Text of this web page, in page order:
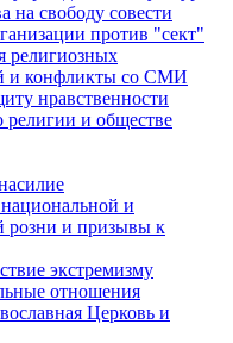
на свободу совести
против "сект"
религиозных
и конфликты со СМИ
нравственности
религии и обществе
и
розни и призывы к
экстремизму
отношения
Церковь и